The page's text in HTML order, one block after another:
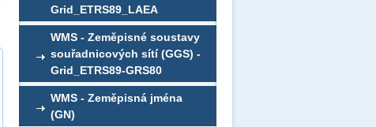
Grid_ETRS89_LAEA
WMS - Zeměpisné soustavy
souřadnicových sítí (GGS) -
Grid_ETRS89-GRS80
WMS - Zeměpisná jména
(GN)